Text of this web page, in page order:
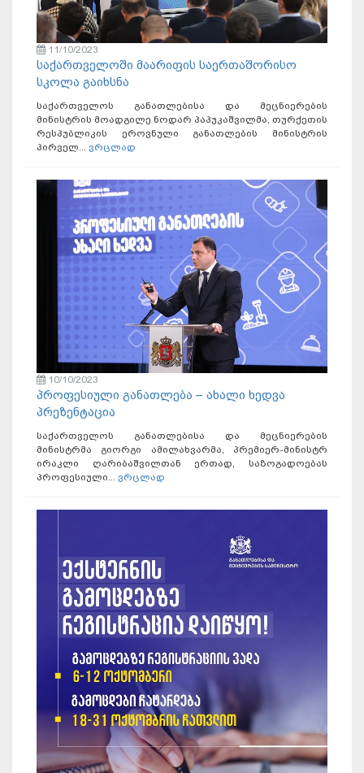
11/10/2023
საქართველოში მაარიფის საერთაშორისო
სკოლა გაიხსნა
საქართველოს განათლებისა და მეცნიერების
მინისტრის მოადგილე ნოდარ პაპუკაშვილმა, თურქეთის
რესპუბლიკის ეროვნული განათლების მინისტრის
პირველ... ვრცლად
10/10/2023
პროფესიული განათლება – ახალი ხედვა
პრეზენტაცია
საქართველოს განათლებისა და მეცნიერების
მინისტრმა გიორგი ამილახვარმა, პრემიერ-მინისტრ
ირაკლი ღარიბაშვილთან ერთად, საზოგადოებას
პროფესიული... ვრცლად